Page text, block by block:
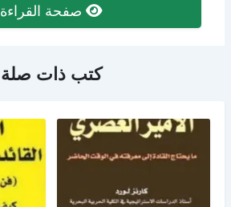
صفحة القراءة
كتب ذات صلة